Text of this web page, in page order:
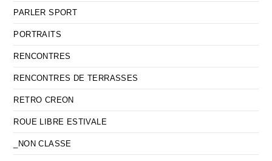
PARLER SPORT
PORTRAITS
RENCONTRES
RENCONTRES DE TERRASSES
RETRO CREON
ROUE LIBRE ESTIVALE
_NON CLASSE